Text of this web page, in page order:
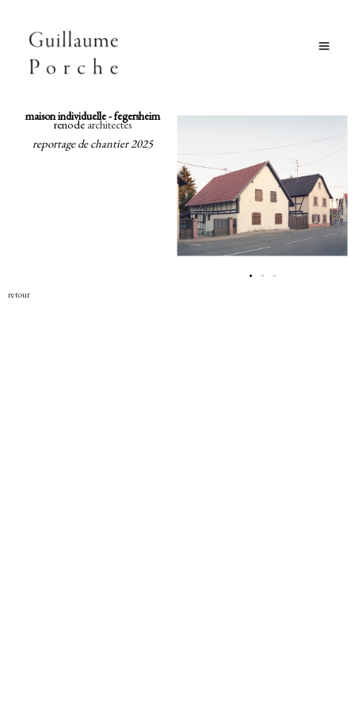
contenu
maison individuelle - fegersheim
renodearchitectes
reportage de chantier 2025
retour